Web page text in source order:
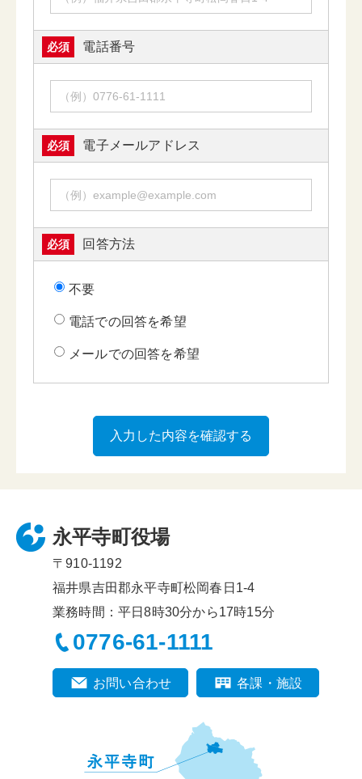
必須 電話番号
必須 電子メールアドレス
必須 回答方法
不要
電話での回答を希望
メールでの回答を希望
永平寺町役場
〒910-1192
福井県吉田郡永平寺町松岡春日1-4
業務時間：平日8時30分から17時15分
0776-61-1111
お問い合わせ 各課・施設